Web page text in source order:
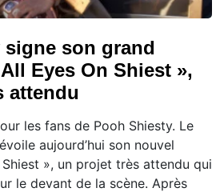
son grand
Eyes On Shiest »,
attendu
les fans de Pooh Shiesty. Le
aujourd’hui son nouvel
», un projet très attendu qui
le devant de la scène. Après